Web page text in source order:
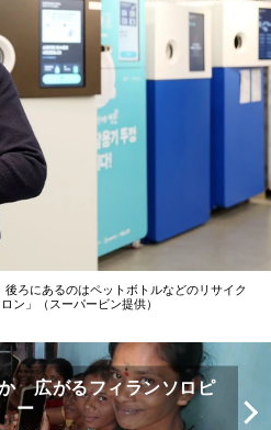
ろにあるのはペットボトルなどのリサイク
ン」（スーパービン提供）
広がるフィランソロピ
ー